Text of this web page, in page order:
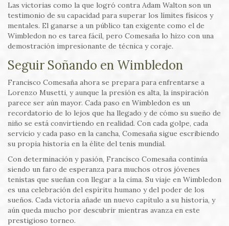
Las victorias como la que logró contra Adam Walton son un
testimonio de su capacidad para superar los límites físicos y
mentales. El ganarse a un público tan exigente como el de
Wimbledon no es tarea fácil, pero Comesaña lo hizo con una
demostración impresionante de técnica y coraje.
Seguir Soñando en Wimbledon
Francisco Comesaña ahora se prepara para enfrentarse a
Lorenzo Musetti, y aunque la presión es alta, la inspiración
parece ser aún mayor. Cada paso en Wimbledon es un
recordatorio de lo lejos que ha llegado y de cómo su sueño de
niño se está convirtiendo en realidad. Con cada golpe, cada
servicio y cada paso en la cancha, Comesaña sigue escribiendo
su propia historia en la élite del tenis mundial.
Con determinación y pasión, Francisco Comesaña continúa
siendo un faro de esperanza para muchos otros jóvenes
tenistas que sueñan con llegar a la cima. Su viaje en Wimbledon
es una celebración del espíritu humano y del poder de los
sueños. Cada victoria añade un nuevo capítulo a su historia, y
aún queda mucho por descubrir mientras avanza en este
prestigioso torneo.